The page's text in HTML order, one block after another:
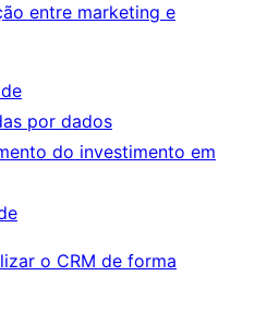
entre marketing e
por dados
do investimento em
o CRM de forma